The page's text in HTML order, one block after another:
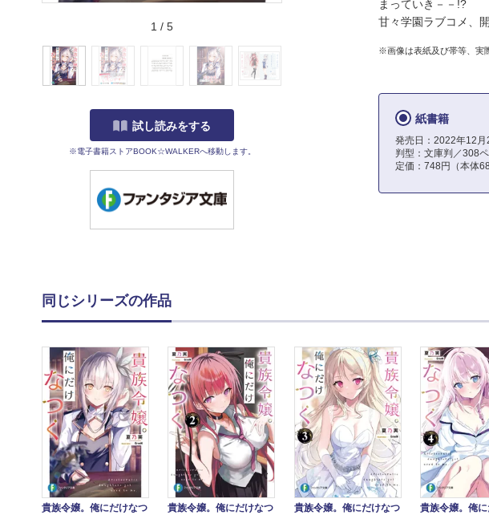
1 / 5
試し読みをする
※電子書籍ストアBOOK☆WALKERへ移動します。
まっていき－－!?
甘々学園ラブコメ、
※画像は表紙及び帯等、実
紙書籍
発売日：2022年12月
判型：文庫判／308
定価：748円（本体
同じシリーズの作品
貴族令嬢。俺にだけなつ
貴族令嬢。俺にだけなつ
貴族令嬢。俺にだけなつ
貴族令嬢。俺